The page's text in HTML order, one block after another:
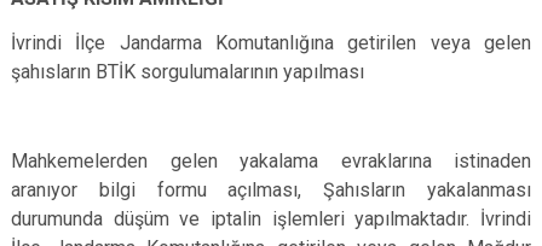
İvrindi İlçe Jandarma Komutanlığına getirilen veya gelen
şahısların BTİK sorgulumalarının yapılması
Mahkemelerden gelen yakalama evraklarına istinaden
aranıyor bilgi formu açılması, Şahısların yakalanması
durumunda düşüm ve iptalin işlemleri yapılmaktadır. İvrindi